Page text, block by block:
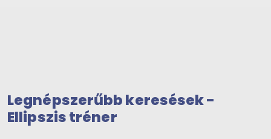
Legnépszerűbb keresések -
Ellipszis tréner